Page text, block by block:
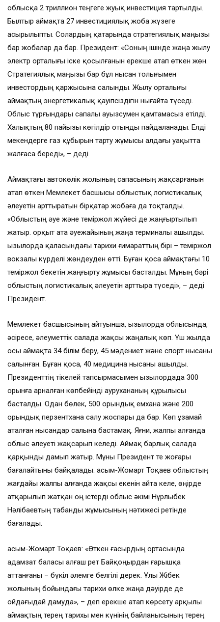
облысқа 2 триллион теңгеге жуық инвестиция тартылды.
Былтыр аймақта 27 инвестициялық жоба жүзеге
асырылыпты. Солардың қатарында стратегиялық маңызы
бар жобалар да бар. Президент: «Соның ішінде жаңа жылу
электр орталығы іске қосылғанын ерекше атап өткен жөн.
Стратегиялық маңызы бар бұл нысан толығымен
инвестордың қаржысына салынды. Жылу орталығы
аймақтың энергетикалық қауіпсіздігін нығайта түседі.
Облыс тұрғындары сапалы ауызсумен қамтамасыз етілді.
Халықтың 80 пайызы көгілдір отынды пайдаланады. Елді
мекендерге газ құбырын тарту жұмысы алдағы уақытта
жалғаса береді», – деді.
Аймақтағы автокөлік жолының сапасының жақсарғанын
атап өткен Мемлекет басшысы облыстық логистикалық
әлеуетін арттыратын бірқатар жобаға да тоқталды.
«Облыстың әуе және теміржол жүйесі де жаңғыртылып
жатыр. Қорқыт ата әуежайының жаңа терминалы ашылды.
Қызылорда қаласындағы тарихи ғимараттың бірі – теміржол
вокзалы күрделі жөндеуден өтті. Бұған қоса аймақтағы 10
теміржол бекетін жаңғырту жұмысы басталды. Мұның бәрі
облыстың логистикалық әлеуетін арттыра түседі», – деді
Президент.
Мемлекет басшысының айтуынша, Қызылорда облысында,
әсіресе, әлеуметтік салада жақсы жаңалық көп. Үш жылда
осы аймақта 34 білім беру, 45 мәдениет және спорт нысаны
салынған. Бұған қоса, 40 медицина нысаны ашылды.
Президенттің тікелей тапсырмасымен Қызылордада 300
орынға арналған көпбейінді аурухананың құрылысы
басталды. Одан бөлек, 500 орындық емхана және 200
орындық перзентхана салу жоспары да бар. Көп ұзамай
аталған нысандар салына бастамақ. Яғни, жалпы алғанда
облыс әлеуеті жақсарып келеді. Аймақ барлық салада
қарқынды дамып жатыр. Мұны Президент те жоғары
бағалайтыны байқалады. Қасым-Жомарт Тоқаев облыстың
жағдайы жалпы алғанда жақсы екенін айта келе, өңірде
атқарылып жатқан оң істерді облыс әкімі Нұрлыбек
Нәлібаевтың табанды жұмысының нәтижесі ретінде
бағалады.
Қасым-Жомарт Тоқаев: «Өткен ғасырдың ортасында
адамзат баласы алғаш рет Байқоңырдан ғарышқа
аттанғаны – бүкіл әлемге белгілі дерек. Ұлы Жібек
жолының бойындағы тарихи өлке жаңа дәуірде де
ойдағыдай дамуда», – деп ерекше атап көрсету арқылы
аймақтың терең тарихы мен күнінің байланысының терең